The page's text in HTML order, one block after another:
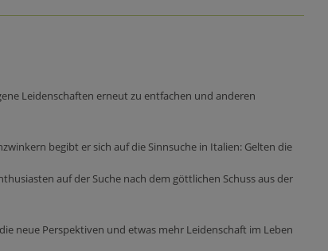
Leidenschaften erneut zu entfachen und anderen
begibt er sich auf die Sinnsuche in Italien: Gelten die
auf der Suche nach dem göttlichen Schuss aus der
neue Perspektiven und etwas mehr Leidenschaft im Leben